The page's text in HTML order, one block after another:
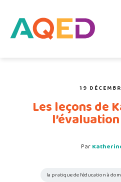
19
Les leçons de
Par
la pratique de l'éducation à